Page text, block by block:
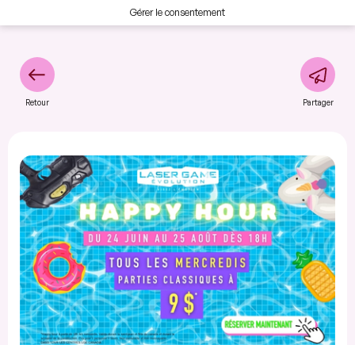
Gérer le consentement
Retour Partager